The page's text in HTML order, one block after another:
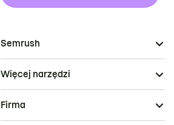
Semrush
Więcej narzędzi
Firma